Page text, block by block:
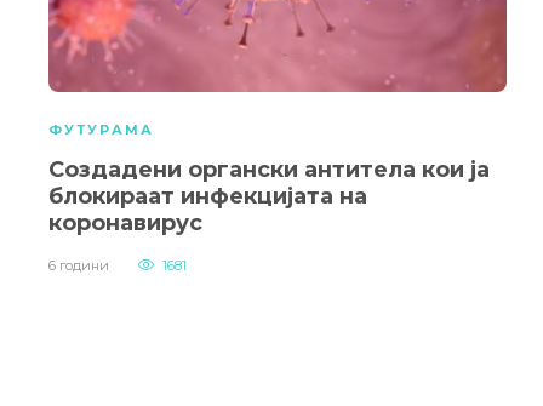
ФУТУРАМА
Создадени органски антитела кои ја
блокираат инфекцијата на
коронавирус
6 години 1681